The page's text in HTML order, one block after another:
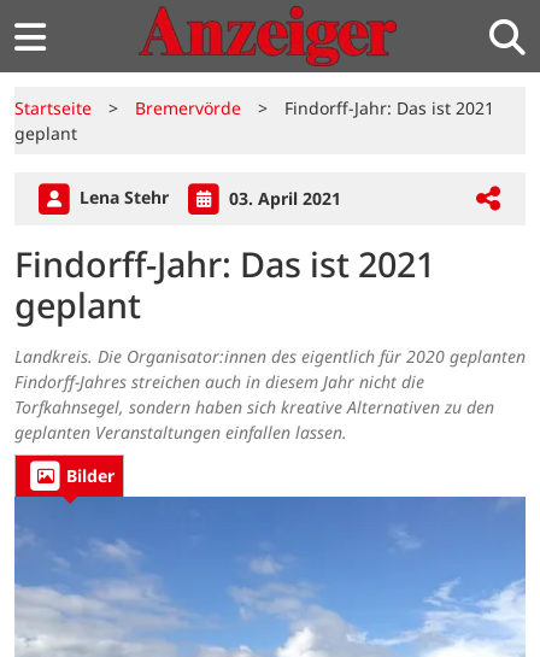
Startseite > Bremervörde >
Findorff-Jahr: Das ist 2021
geplant
Lena Stehr 03. April 2021
Findorff-Jahr: Das ist 2021
geplant
Landkreis. Die Organisator:innen des eigentlich für 2020 geplanten
Findorff-Jahres streichen auch in diesem Jahr nicht die
Torfkahnsegel, sondern haben sich kreative Alternativen zu den
geplanten Veranstaltungen einfallen lassen.
Bilder